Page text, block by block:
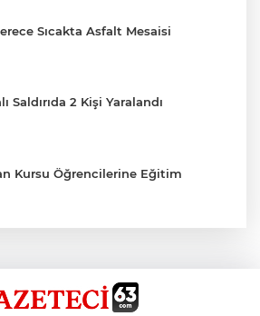
Sıcakta Asfalt Mesaisi
Saldırıda 2 Kişi Yaralandı
Kursu Öğrencilerine Eğitim